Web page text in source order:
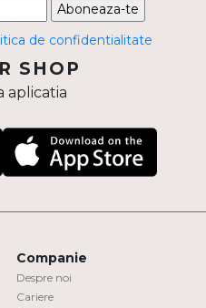
Aboneaza-te
de confidentialitate
SHOP
aplicatia
Companie
Despre noi
Cariere